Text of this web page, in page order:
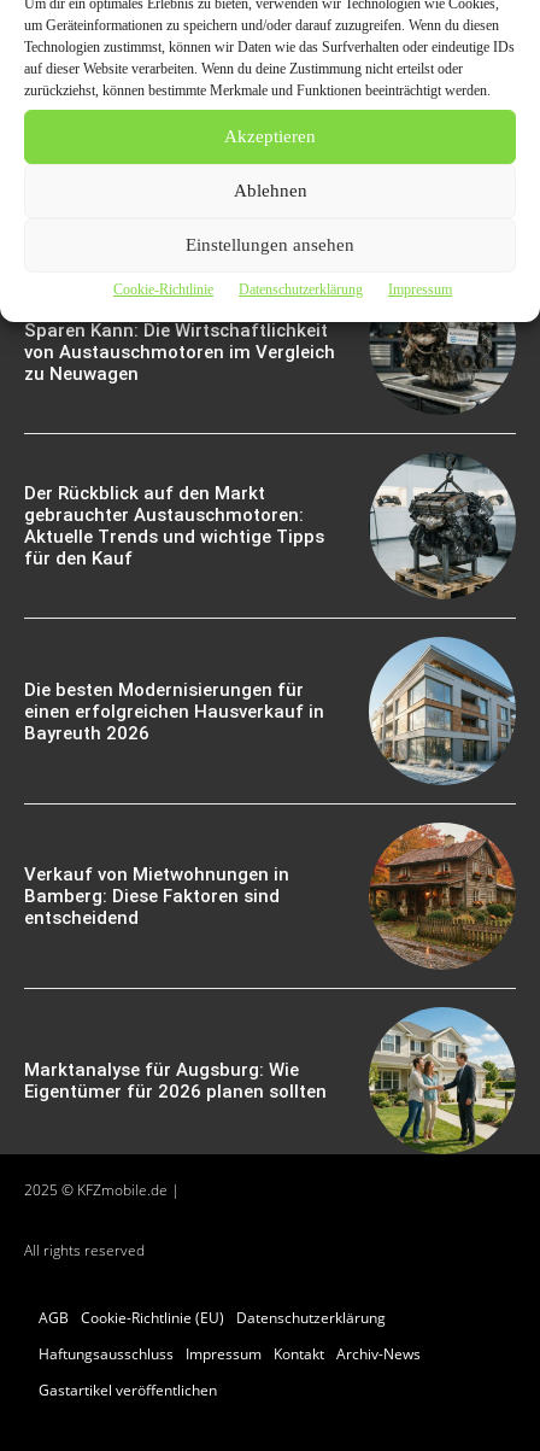
um Geräteinformationen zu speichern und/oder darauf zuzugreifen. Wenn du diesen
Technologien zustimmst, können wir Daten wie das Surfverhalten oder eindeutige IDs
auf dieser Website verarbeiten. Wenn du deine Zustimmung nicht erteilst oder
zurückziehst, können bestimmte Merkmale und Funktionen beeinträchtigt werden.
Akzeptieren
Ablehnen
Einstellungen ansehen
Cookie-Richtlinie Datenschutzerklärung Impressum
Der Ultimative Leitfaden
Für Fahrzeughalter, Um
Sorgfältig Entscheidungen
Zu Treffen
Sparen Kann: Die Wirtschaftlichkeit
von Austauschmotoren im Vergleich
zu Neuwagen
Der Rückblick auf den Markt
gebrauchter Austauschmotoren:
Aktuelle Trends und wichtige Tipps
für den Kauf
Die besten Modernisierungen für
einen erfolgreichen Hausverkauf in
Bayreuth 2026
Verkauf von Mietwohnungen in
Bamberg: Diese Faktoren sind
entscheidend
Marktanalyse für Augsburg: Wie
Eigentümer für 2026 planen sollten
2025 © KFZmobile.de |
All rights reserved
AGB Cookie-Richtlinie (EU)
Datenschutzerklärung
Haftungsausschluss
Impressum Kontakt Archiv-News
Gastartikel veröffentlichen